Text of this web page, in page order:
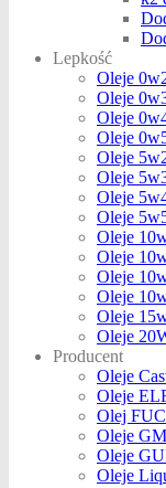
Lepkość
Oleje
Oleje
Oleje
Oleje
Oleje
Oleje
Oleje
Oleje
Oleje
Oleje
Oleje
Oleje
Oleje
Oleje
Producent
Oleje
Oleje
Olej
Oleje GM
Oleje
Oleje